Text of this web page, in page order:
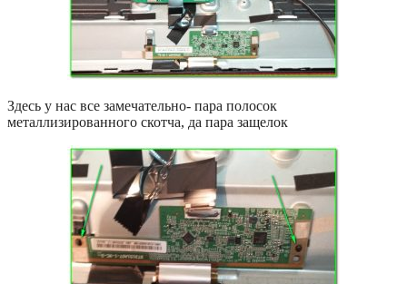
Здесь у нас все замечательно- пара полосок
металлизированного скотча, да пара защелок